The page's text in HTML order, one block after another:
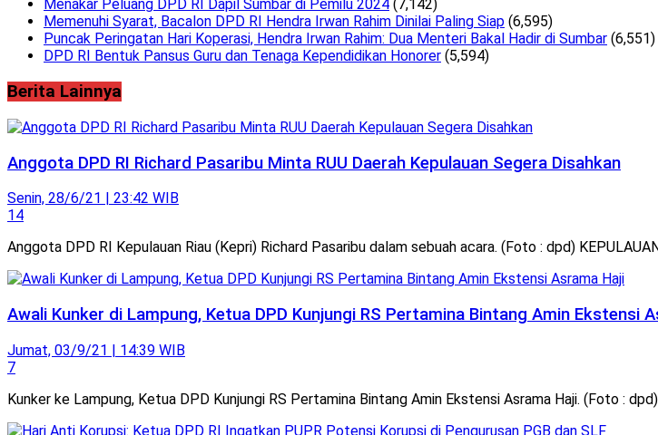
Menakar Peluang DPD RI Dapil Sumbar di Pemilu 2024 (7,142)
Memenuhi Syarat, Bacalon DPD RI Hendra Irwan Rahim Dinilai Paling Siap (6,595)
Puncak Peringatan Hari Koperasi, Hendra Irwan Rahim: Dua Menteri Bakal Hadir di Sumbar (6,551)
DPD RI Bentuk Pansus Guru dan Tenaga Kependidikan Honorer (5,594)
Berita Lainnya
Anggota DPD RI Richard Pasaribu Minta RUU Daerah Kepulauan Segera Disahkan
Senin, 28/6/21 | 23:42 WIB
14
Anggota DPD RI Kepulauan Riau (Kepri) Richard Pasaribu dalam sebuah acara. (Foto : dpd)
Awali Kunker di Lampung, Ketua DPD Kunjungi RS Pertamina Bintang Amin Ekstensi
Jumat, 03/9/21 | 14:39 WIB
7
Kunker ke Lampung, Ketua DPD Kunjungi RS Pertamina Bintang Amin Ekstensi Asrama Haji. (Foto :